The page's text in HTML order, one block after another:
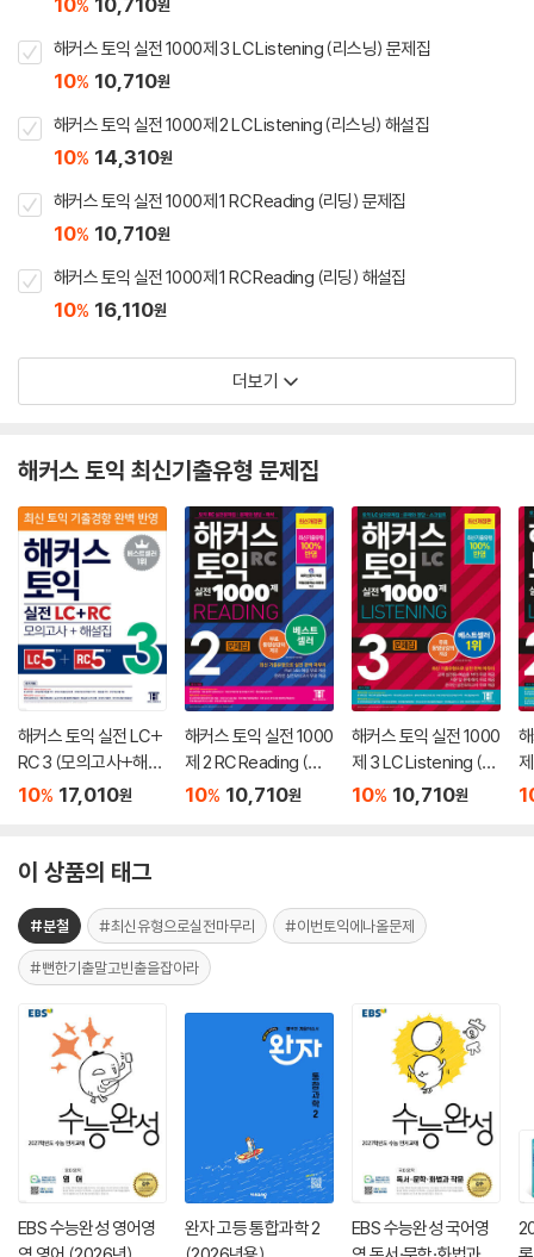
% 원
해커스 토익 실전 1000제 3 LC Listening (리스닝) 문제집
10% 10,710원
해커스 토익 실전 1000제 2 LC Listening (리스닝) 해설집
10% 14,310원
해커스 토익 실전 1000제 1 RC Reading (리딩) 문제집
10% 10,710원
해커스 토익 실전 1000제 1 RC Reading (리딩) 해설집
10% 16,110원
더보기
해커스 토익 최신기출유형 문제집
해커스 토익 실전 LC+
RC 3 (모의고사+해설
집)
10% 17,010원
해커스 토익 실전 1000
제 2 RC Reading (리
딩) 문제집
10% 10,710원
해커스 토익 실전 1000
제 3 LC Listening (리
스닝) 문제집
10% 10,710원
이 상품의 태그
#분철 #최신유형으로실전마무리 #이번토익에나올문제
#뻔한기출말고빈출을잡아라
EBS 수능완성 영어영
완자 고등 통합과학 2
EBS 수능완성 국어영